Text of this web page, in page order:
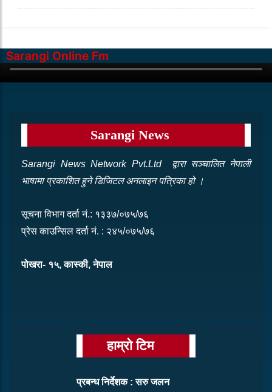
Sarangi Online Fm
Sarangi News
Sarangi News Network Pvt.Ltd द्वारा सञ्‍चालित नेपाली
भाषामा प्रकाशित हुने डिजिटल अनलाइन पत्रिका हो ।
सूचना विभाग दर्ता नं.: १३३७/०७५/७६
प्रेस काउन्सिल दर्ता नं. : २४५/०७५/७६
पोखरा- १५, कास्की, नेपाल
हाम्रो टिम
प्रबन्ध निर्देशक : सरु जलन